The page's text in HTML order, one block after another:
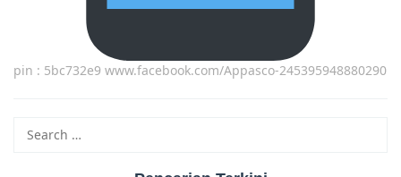
pin : 5bc732e9 www.facebook.com/Appasco-245395948880290
for: